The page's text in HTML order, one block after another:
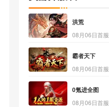
洪荒
08月06日首服
霸者天下
08月06日首服
0氪进全图
08月06日首服